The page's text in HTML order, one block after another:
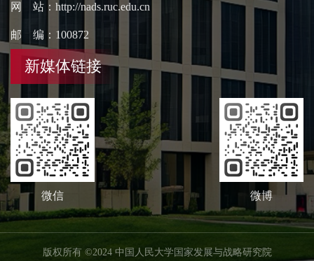
网 站：http://nads.ruc.edu.cn
邮 编：100872
新媒体链接
微信 微博
版权所有 ©2024 中国人民大学国家发展与战略研究院